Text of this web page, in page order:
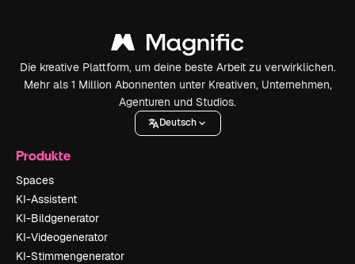
Die kreative Plattform, um deine beste Arbeit zu verwirklichen.
Mehr als 1 Million Abonnenten unter Kreativen, Unternehmen,
Agenturen und Studios.
Deutsch
Produkte
Spaces
KI-Assistent
KI-Bildgenerator
KI-Videogenerator
KI-Stimmengenerator